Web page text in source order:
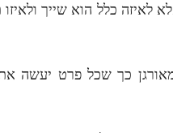
כלל הוא שייך
כך שכל פרט יעשה את